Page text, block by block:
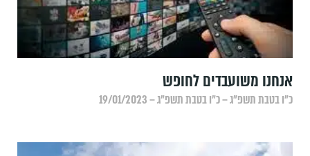
אנחנו משועבדים לחופש
כ״ו בטבת תשפ״ג – כ״ו בטבת תשפ״ג – 19/01/2023